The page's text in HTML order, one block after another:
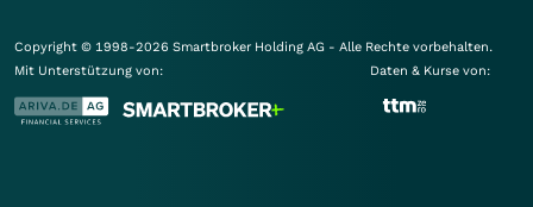
Copyright © 1998-2026 Smartbroker Holding AG - Alle Rechte vorbehalten.
Mit Unterstützung von:
Daten & Kurse von: